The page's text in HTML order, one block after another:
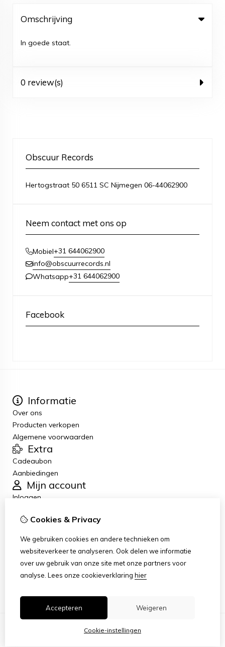
Omschrijving
In goede staat.
0 review(s)
Obscuur Records
Hertogstraat 50 6511 SC Nijmegen 06-44062900
Neem contact met ons op
Mobiel+31 644062900
info@obscuurrecords.nl
Whatsapp+31 644062900
Facebook
Informatie
Over ons
Producten verkopen
Algemene voorwaarden
Extra
Cadeaubon
Aanbiedingen
Mijn account
Inloggen
Verlanglijst
Klantenservice
Retourneren
Sitemap
Cookies & Privacy
We gebruiken cookies en andere technieken om
websiteverkeer te analyseren. Ook delen we informatie
over uw gebruik van onze site met onze partners voor
analyse. Lees onze cookieverklaring hier
Accepteren Weigeren
Cookie-instellingen